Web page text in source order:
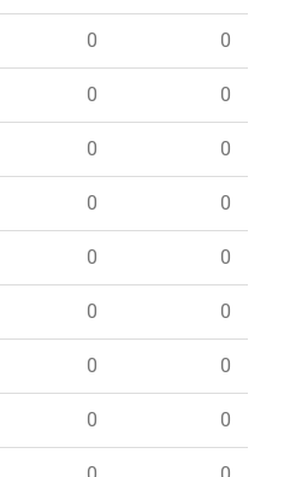
0 0
0 0
0 0
0 0
0 0
0 0
0 0
0 0